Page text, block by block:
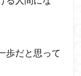
歩だと思って